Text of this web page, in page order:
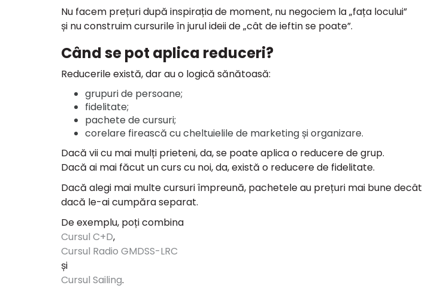
Nu facem prețuri după inspirația de moment, nu negociem la „fața locului”
și nu construim cursurile în jurul ideii de „cât de ieftin se poate”.
Când se pot aplica reduceri?
Reducerile există, dar au o logică sănătoasă:
grupuri de persoane;
fidelitate;
pachete de cursuri;
corelare firească cu cheltuielile de marketing și organizare.
Dacă vii cu mai mulți prieteni, da, se poate aplica o reducere de grup.
Dacă ai mai făcut un curs cu noi, da, există o reducere de fidelitate.
Dacă alegi mai multe cursuri împreună, pachetele au prețuri mai bune decât
dacă le-ai cumpăra separat.
De exemplu, poți combina
Cursul C+D,
Cursul Radio GMDSS-LRC
și
Cursul Sailing.